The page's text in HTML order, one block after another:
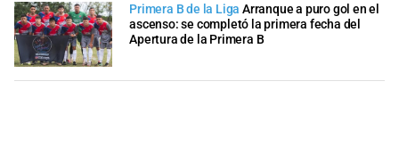
Primera B de la Liga Arranque a puro gol en el
ascenso: se completó la primera fecha del
Apertura de la Primera B